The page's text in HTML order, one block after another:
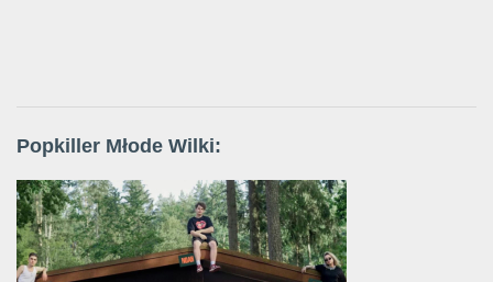
Popkiller Młode Wilki: